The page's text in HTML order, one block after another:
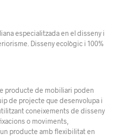
especialitzada en el disseny i
Disseny ecològic i 100%
producte de mobiliari poden
de projecte que desenvolupa i
coneixements de disseny
o moviments,
producte amb flexibilitat en